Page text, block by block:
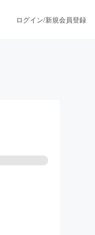
ログイン/新規会員登録